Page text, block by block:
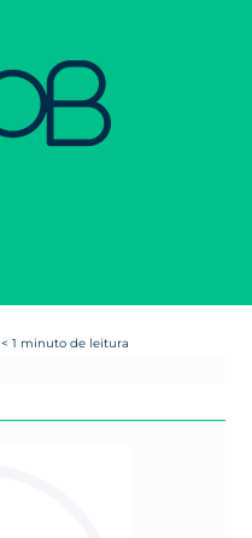
< 1 minuto de leitura